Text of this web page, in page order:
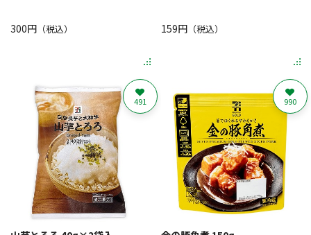
300円 （税込） 159円（税込）
491 990